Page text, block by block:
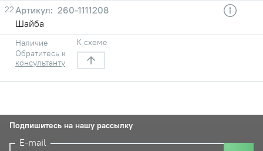
22
260-1111208
Шайба
Наличие
Обратитесь к
консультанту
К схеме
Подпишитесь на нашу рассылку
E-mail